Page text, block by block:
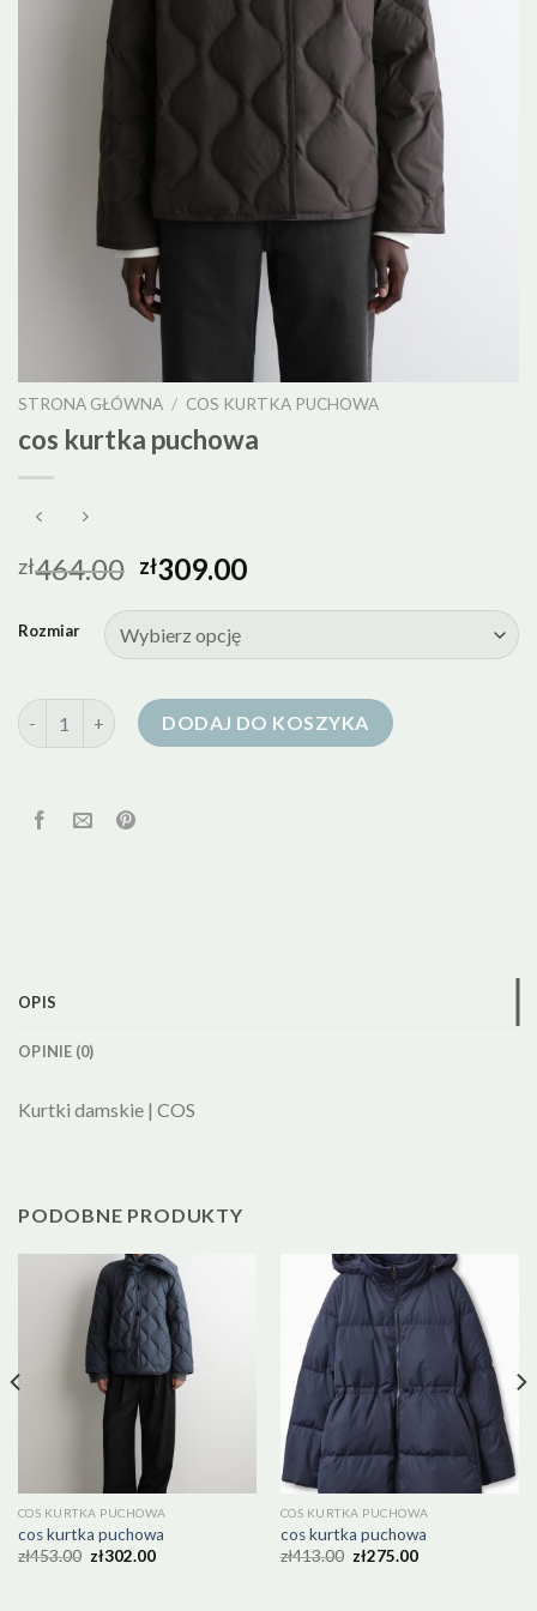
STRONA GŁÓWNA / COS KURTKA PUCHOWA
cos kurtka puchowa
zł464.00 zł309.00
Rozmiar
ilość cos kurtka puchowaDODAJ DO KOSZYKA
OPIS
OPINIE (0)
Kurtki damskie | COS
PODOBNE PRODUKTY
COS KURTKA PUCHOWA
cos kurtka puchowa
zł453.00 zł302.00
COS KURTKA PUCHOWA
cos kurtka puchowa
zł413.00 zł275.00